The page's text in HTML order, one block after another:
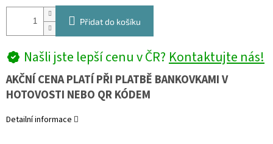
Přidat do košíku
Našli jste lepší cenu v ČR?Kontaktujte nás!
AKČNÍ CENA PLATÍ PŘI PLATBĚ BANKOVKAMI V
HOTOVOSTI NEBO QR KÓDEM
Detailní informace